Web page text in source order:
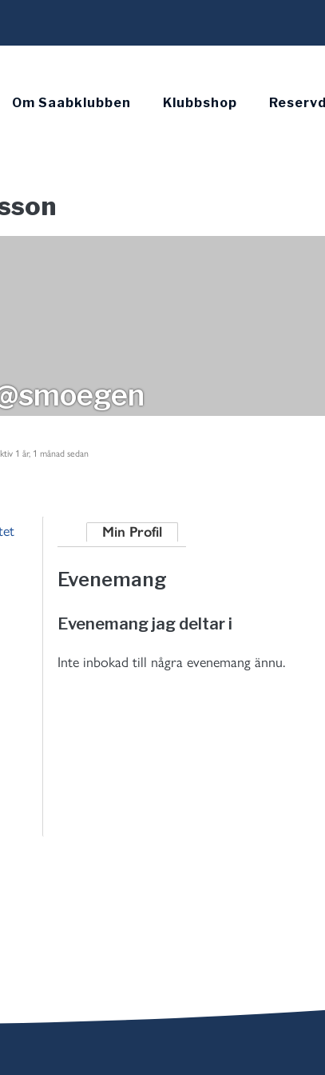
Om Saabklubben Klubbshop
1 år, 1 månad sedan
Min Profil
Evenemang
Evenemang jag deltar i
Inte inbokad till några evenemang ännu.